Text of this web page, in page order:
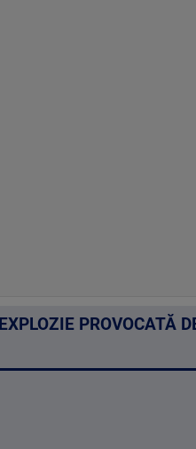
EXPLOZIE PROVOCATĂ